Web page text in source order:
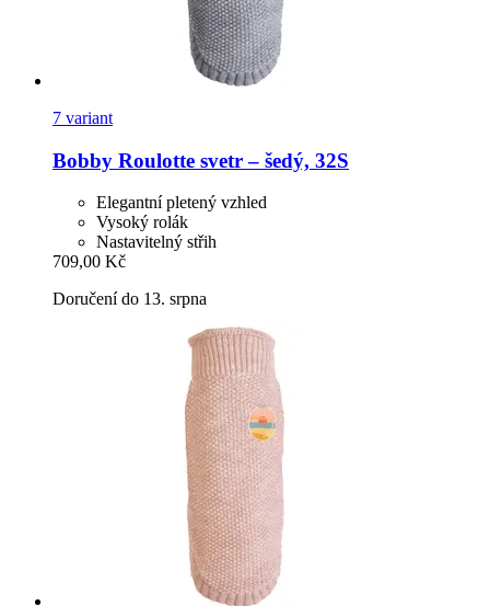
7 variant
Bobby Roulotte svetr – šedý, 32S
Elegantní pletený vzhled
Vysoký rolák
Nastavitelný střih
709,00 Kč
Doručení do 13. srpna